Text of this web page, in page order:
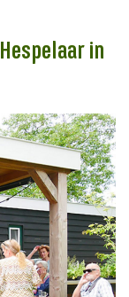
Hespelaar in